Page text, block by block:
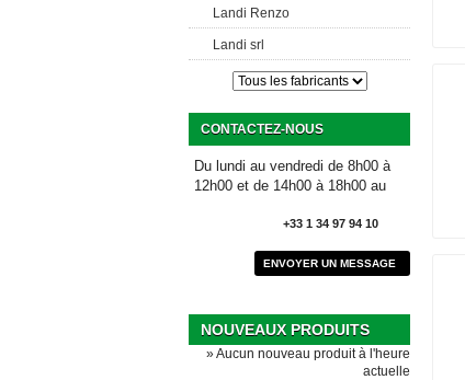
Landi Renzo
Landi srl
CONTACTEZ-NOUS
Du lundi au vendredi de 8h00 à
12h00 et de 14h00 à 18h00 au
+33 1 34 97 94 10
ENVOYER UN MESSAGE
NOUVEAUX PRODUITS
» Aucun nouveau produit à l'heure
actuelle